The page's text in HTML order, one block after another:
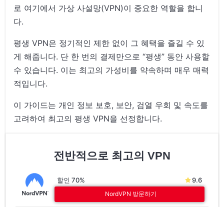
로 여기에서 가상 사설망(VPN)이 중요한 역할을 합니
다.
평생 VPN은 정기적인 제한 없이 그 혜택을 즐길 수 있
게 해줍니다. 단 한 번의 결제만으로 “평생” 동안 사용할
수 있습니다. 이는 최고의 가성비를 약속하며 매우 매력
적입니다.
이 가이드는 개인 정보 보호, 보안, 검열 우회 및 속도를
고려하여 최고의 평생 VPN을 선정합니다.
전반적으로 최고의 VPN
할인 70% 9.6
NordVPN 방문하기